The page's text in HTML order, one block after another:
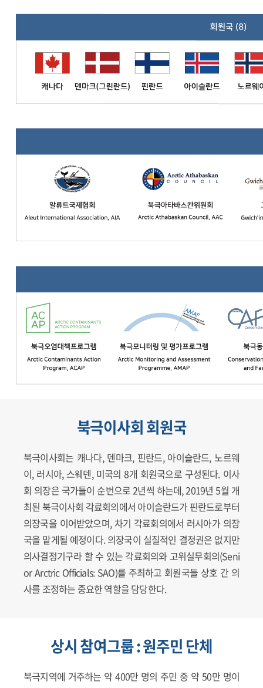
북극이사회 회원국
북극이사회는 캐나다, 덴마크, 핀란드, 아이슬란드, 노르웨
이, 러시아, 스웨덴, 미국의 8개 회원국으로 구성된다. 이사
회 의장은 국가들이 순번으로 2년씩 하는데, 2019년 5월 개
최된 북극이사회 각료회의에서 아이슬란드가 핀란드로부터
의장국을 이어받았으며, 차기 각료회의에서 러시아가 의장
국을 맡게될 예정이다. 의장국이 실질적인 결정권은 없지만
의사결정기구라 할 수 있는 각료회의와 고위실무회의(Seni
or Arctric Officials: SAO)를 주최하고 회원국들 상호 간 의
사를 조정하는 중요한 역할을 담당한다.
상시 참여그룹 : 원주민 단체
북극지역에 거주하는 약 400만 명의 주민 중 약 50만 명이